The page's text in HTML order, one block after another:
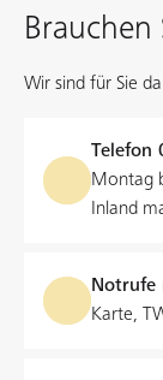
Brauchen
Wir sind für Sie
Telefon
Montag
Inland
Notrufe
Karte,